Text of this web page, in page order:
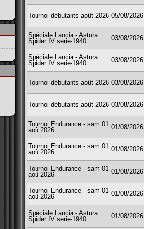
Tournoi débutants août 2026 05/08/2026
Spéciale Lancia - Astura
Spider IV serie-1940
03/08/2026
Spéciale Lancia - Astura
Spider IV serie-1940
03/08/2026
Tournoi débutants août 2026 03/08/2026
Tournoi débutants août 2026 03/08/2026
Tournoi Endurance - sam 01
aoû 2026
01/08/2026
Tournoi Endurance - sam 01
aoû 2026
01/08/2026
Tournoi Endurance - sam 01
aoû 2026
01/08/2026
Tournoi Endurance - sam 01
aoû 2026
01/08/2026
Spéciale Lancia - Astura
Spider IV serie-1940
01/08/2026